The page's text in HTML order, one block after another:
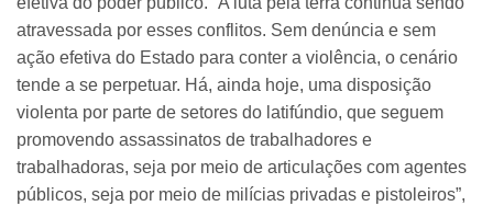
atravessada por esses conflitos. Sem denúncia e sem
ação efetiva do Estado para conter a violência, o cenário
tende a se perpetuar. Há, ainda hoje, uma disposição
violenta por parte de setores do latifúndio, que seguem
promovendo assassinatos de trabalhadores e
trabalhadoras, seja por meio de articulações com agentes
públicos, seja por meio de milícias privadas e pistoleiros”,